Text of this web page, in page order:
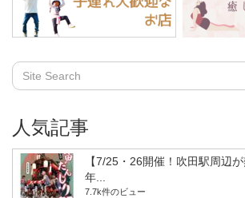
人気記事
【7/25・26開催！吹田駅周辺
年...
7.7k件のビュー